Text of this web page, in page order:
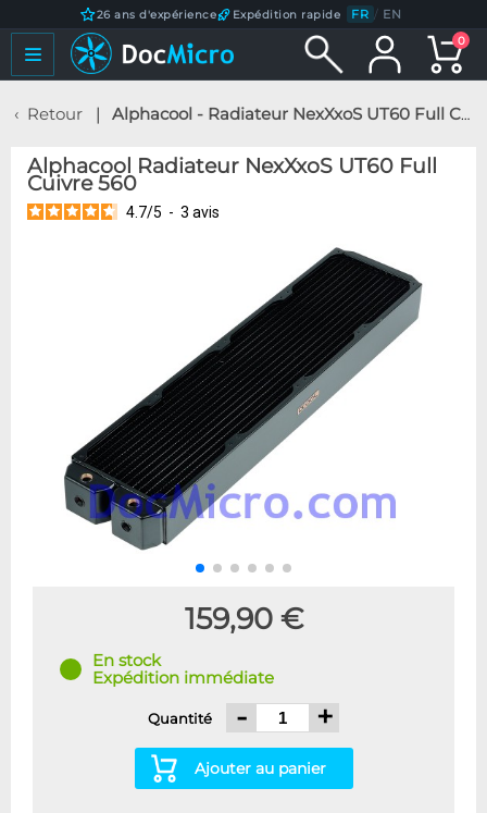
26 ans d'expérience Expédition rapide FR / EN
0
Retour Alphacool - Radiateur NexXxoS UT60 Full Cuivre 560
Alphacool Radiateur NexXxoS UT60 Full
Cuivre 560
4.7/5 - 3 avis
159,90 €
En stock
Expédition immédiate
Quantité - +
Ajouter au panier